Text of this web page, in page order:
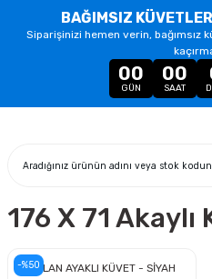
BAĞIMSIZ
Siparişinizi hemen verin, bağımsız
00
GÜN
00
SAAT
176 X 71 Akaylı
-%50ASLAN AYAKLI KÜVET - SİYAH